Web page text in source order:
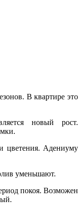
В квартире это
новый рост.
цветения. Адениуму
уменьшают.
покоя. Возможен